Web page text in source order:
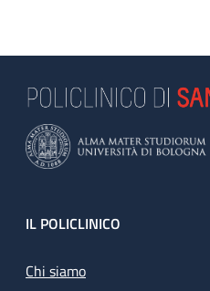
Footer
IL POLICLINICO
Chi siamo